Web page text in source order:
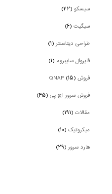
سیسکو(۲۲)
سیگیت(۶)
طراحی دیتاسنتر(۱)
فایروال سایبروم (۱)
فروش QNAP (۱۵)
فروش سرور اچ پی(۴۵)
مقالات(۱۹۱)
میکروتیک(۱۰)
هارد سرور(۲۹)